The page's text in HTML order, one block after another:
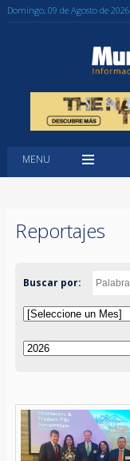
Domingo, 09 de Agosto de 2026
MENU
Reportajes
Buscar por: